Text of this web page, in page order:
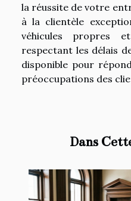
la réussite de votre
à la clientèle
véhicules propres
respectant les délais
disponible pour
préoccupations des
Dans